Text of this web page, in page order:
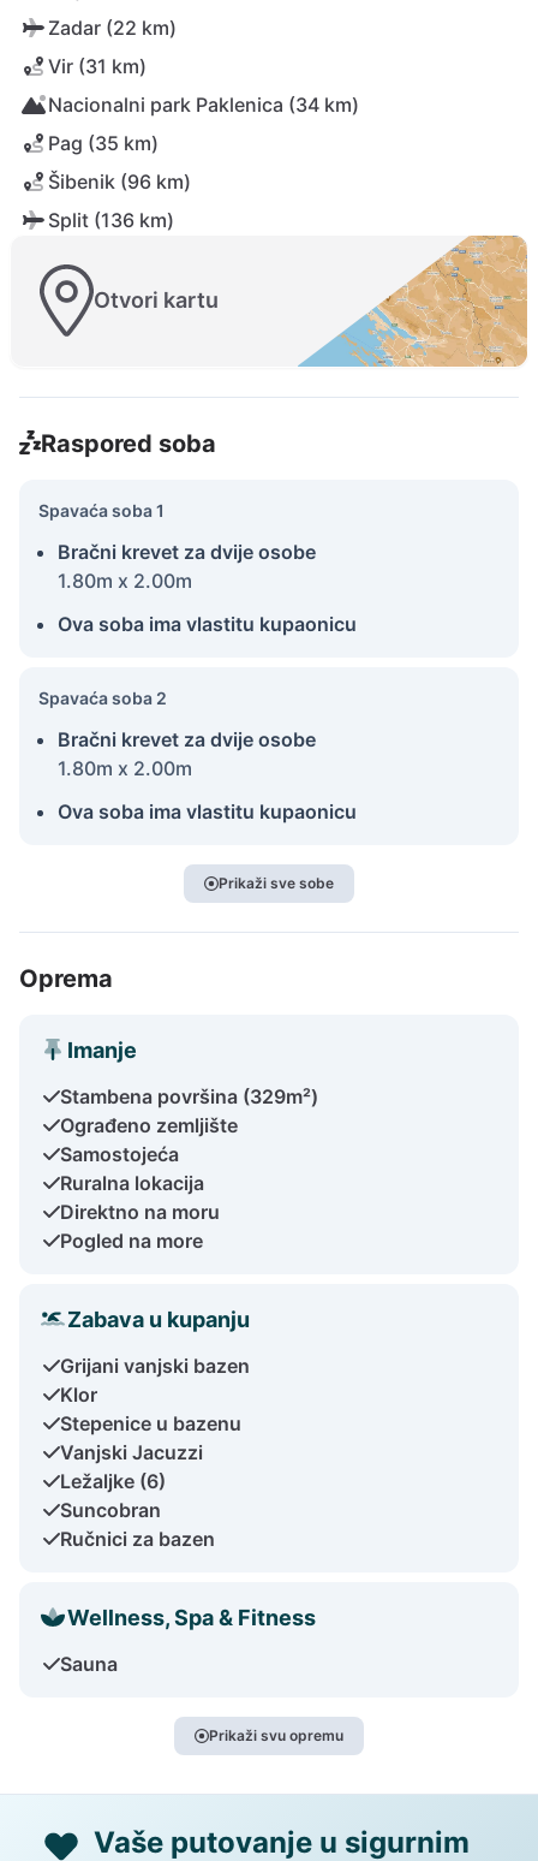
Zadar (22 km)
Vir (31 km)
Nacionalni park Paklenica (34 km)
Pag (35 km)
Šibenik (96 km)
Split (136 km)
Otvori kartu
Raspored soba
Spavaća soba 1
Bračni krevet za dvije osobe
1.80m x 2.00m
Ova soba ima vlastitu kupaonicu
Spavaća soba 2
Bračni krevet za dvije osobe
1.80m x 2.00m
Ova soba ima vlastitu kupaonicu
Prikaži sve sobe
Oprema
Imanje
Stambena površina (329m²)
Ograđeno zemljište
Samostojeća
Ruralna lokacija
Direktno na moru
Pogled na more
Zabava u kupanju
Grijani vanjski bazen
Klor
Stepenice u bazenu
Vanjski Jacuzzi
Ležaljke (6)
Suncobran
Ručnici za bazen
Wellness, Spa & Fitness
Sauna
Prikaži svu opremu
Vaše putovanje u sigurnim